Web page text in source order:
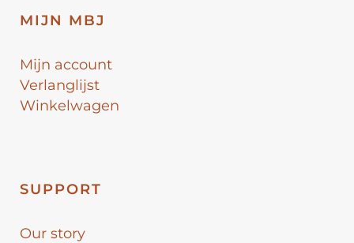
MIJN MBJ
Mijn account
Verlanglijst
Winkelwagen
SUPPORT
Our story